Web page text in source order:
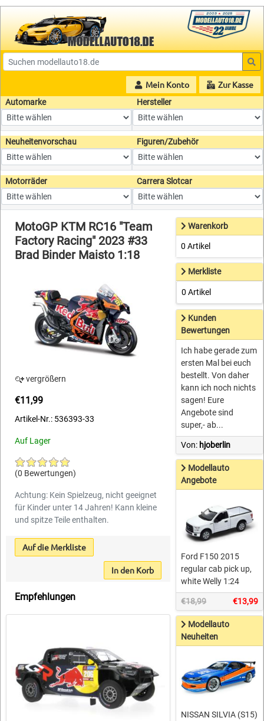
Mein Konto Zur Kasse
Automarke Hersteller
Neuheitenvorschau Figuren/Zubehör
Motorräder Carrera Slotcar
MotoGP KTM RC16 "Team
Factory Racing" 2023 #33
Brad Binder Maisto 1:18
vergrößern
€11,99
Artikel-Nr.: 536393-33
Auf Lager
(0 Bewertungen)
Achtung: Kein Spielzeug, nicht geeignet
für Kinder unter 14 Jahren! Kann kleine
und spitze Teile enthalten.
Auf die Merkliste
In den Korb
Empfehlungen
Warenkorb
0 Artikel
Merkliste
0 Artikel
Kunden
Bewertungen
Ich habe gerade zum
ersten Mal bei euch
bestellt. Von daher
kann ich noch nichts
sagen! Eure
Angebote sind
super,- ab...
Von: hjoberlin
Modellauto
Angebote
Ford F150 2015
regular cab pick up,
white Welly 1:24
€18,99 €13,99
Modellauto
Neuheiten
NISSAN SILVIA (S15)